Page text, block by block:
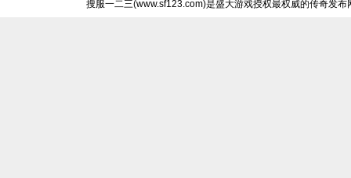
搜服一二三(www.sf123.com)是盛大游戏授权最权威的传奇发